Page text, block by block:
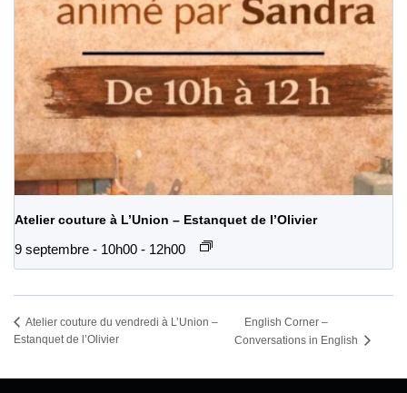
Atelier couture à L’Union – Estanquet de l’Olivier
9 septembre - 10h00 - 12h00
Atelier couture du vendredi à L’Union –
Estanquet de l’Olivier
English Corner –
Conversations in English